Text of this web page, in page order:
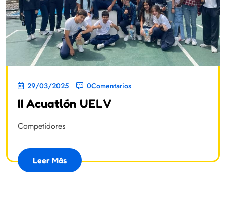
29/03/2025 0Comentarios
II Acuatlón UELV
Competidores
Leer Más